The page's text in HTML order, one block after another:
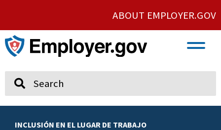
ABOUT EMPLOYER.GOV
INCLUSIÓN EN EL LUGAR DE TRABAJO